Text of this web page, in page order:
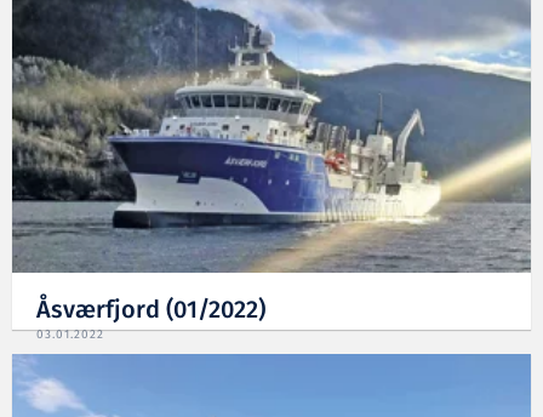
Åsværfjord (01/2022)
03.01.2022